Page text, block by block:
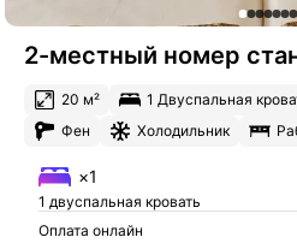
2-местный номер
20 м² 1 Двуспальная
Фен
Холодильник
×1
1 двуспальная кровать
Оплата онлайн